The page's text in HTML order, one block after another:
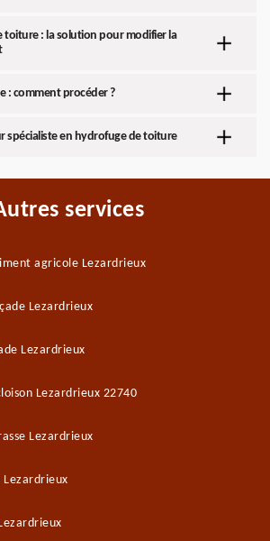
toiture : la solution pour modifier la
: comment procéder ?
spécialiste en hydrofuge de toiture
services
agricole Lezardrieux
Lezardrieux
Lezardrieux
Lezardrieux 22740
Lezardrieux
Lezardrieux